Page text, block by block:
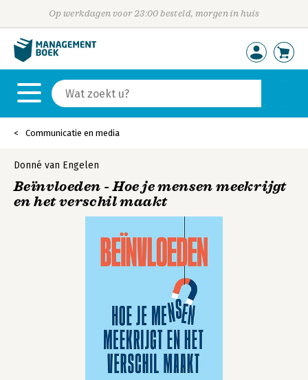
Op werkdagen voor 23:00 besteld, morgen in huis
Communicatie en media
Donné van Engelen
Beïnvloeden - Hoe je mensen meekrijgt
en het verschil maakt